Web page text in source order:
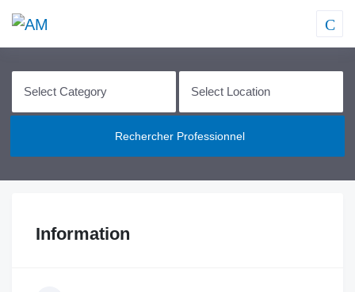
Rechercher Professionnel
Information